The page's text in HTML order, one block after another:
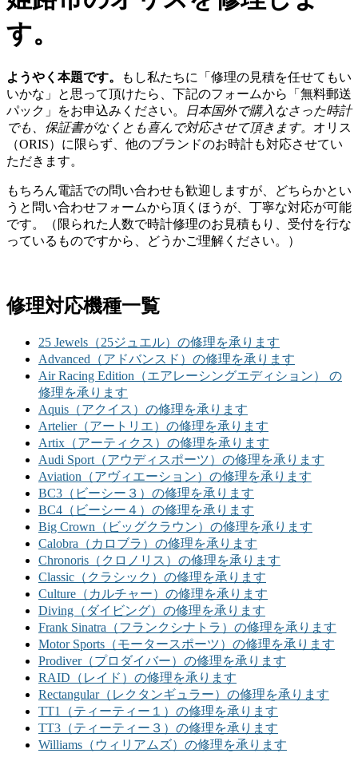
す。
ようやく本題です。
もし私たちに「修理の見積を任せてもい
いかな」と思って頂けたら、下記のフォームから「無料郵送
パック」をお申込みください。
日本国外で購入なさった時計
でも、保証書がなくとも喜んで対応させて頂きます。 オリス
（ORIS）に限らず、他のブランドのお時計も対応させてい
ただきます。
もちろん電話での問い合わせも歓迎しますが、どちらかとい
うと問い合わせフォームから頂くほうが、丁寧な対応が可能
です。（限られた人数で時計修理のお見積もり、受付を行な
っているものですから、どうかご理解ください。）
修理対応機種一覧
25 Jewels（25ジュエル）の修理を承ります
Advanced（アドバンスド）の修理を承ります
Air Racing Edition（エアレーシングエディション） の
修理を承ります
Aquis（アクイス）の修理を承ります
Artelier（アートリエ）の修理を承ります
Artix（アーティクス）の修理を承ります
Audi Sport（アウディスポーツ）の修理を承ります
Aviation（アヴィエーション）の修理を承ります
BC3（ビーシー３）の修理を承ります
BC4（ビーシー４）の修理を承ります
Big Crown（ビッグクラウン）の修理を承ります
Calobra（カロブラ）の修理を承ります
Chronoris（クロノリス）の修理を承ります
Classic（クラシック）の修理を承ります
Culture（カルチャー）の修理を承ります
Diving（ダイビング）の修理を承ります
Frank Sinatra（フランクシナトラ）の修理を承ります
Motor Sports（モータースポーツ）の修理を承ります
Prodiver（プロダイバー）の修理を承ります
RAID（レイド）の修理を承ります
Rectangular（レクタンギュラー）の修理を承ります
TT1（ティーティー１）の修理を承ります
TT3（ティーティー３）の修理を承ります
Williams（ウィリアムズ）の修理を承ります